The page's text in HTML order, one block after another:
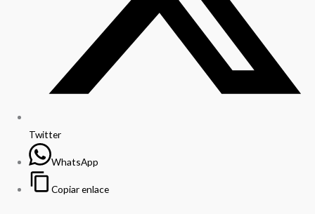
Twitter
WhatsApp
Copiar enlace